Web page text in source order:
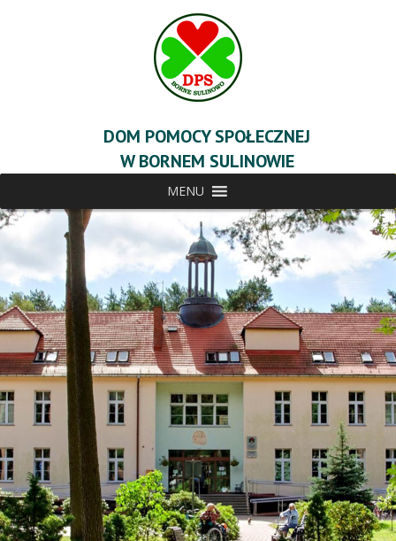
DOM POMOCY SPOŁECZNEJ
W BORNEM SULINOWIE
MENU